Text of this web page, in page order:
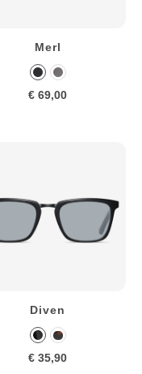
Merl
€ 69,00
Diven
€ 35,90